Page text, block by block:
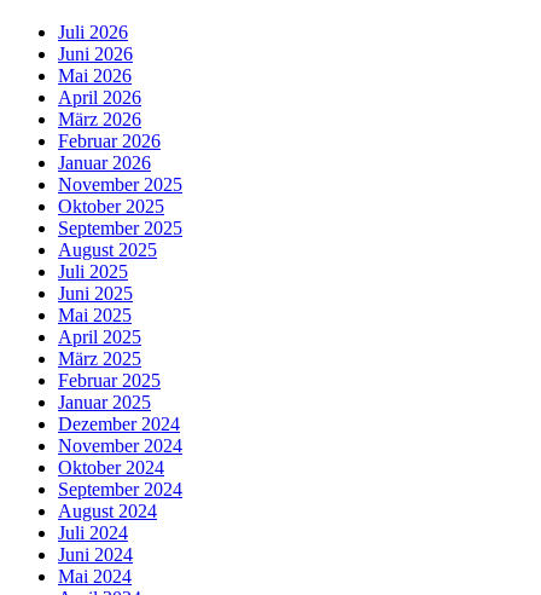
Juli 2026
Juni 2026
Mai 2026
April 2026
März 2026
Februar 2026
Januar 2026
November 2025
Oktober 2025
September 2025
August 2025
Juli 2025
Juni 2025
Mai 2025
April 2025
März 2025
Februar 2025
Januar 2025
Dezember 2024
November 2024
Oktober 2024
September 2024
August 2024
Juli 2024
Juni 2024
Mai 2024